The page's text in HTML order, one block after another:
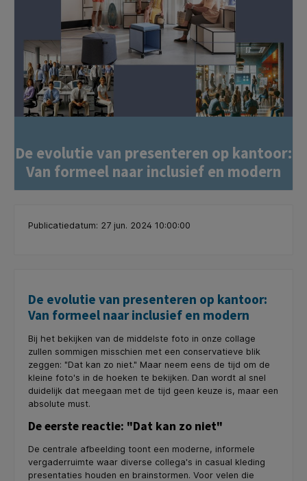
De evolutie van presenteren op kantoor:
Van formeel naar inclusief en modern
Publicatiedatum: 27 jun. 2024 10:00:00
De evolutie van presenteren op kantoor:
Van formeel naar inclusief en modern
Bij het bekijken van de middelste foto in onze collage
zullen sommigen misschien met een conservatieve blik
zeggen: "Dat kan zo niet." Maar neem eens de tijd om de
kleine foto's in de hoeken te bekijken. Dan wordt al snel
duidelijk dat meegaan met de tijd geen keuze is, maar een
absolute must.
De eerste reactie: "Dat kan zo niet"
De centrale afbeelding toont een moderne, informele
vergaderruimte waar diverse collega's in casual kleding
presentaties houden en brainstormen. Voor velen die